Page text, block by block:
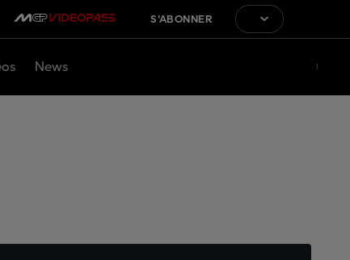
S'ABONNER
News